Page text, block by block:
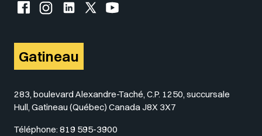
Facebook de l'UQO
Instagram de l'UQO
LinkedIn de l'UQO
X (Twitter) de l'UQO
YouTube de l'UQO
Gatineau
283, boulevard Alexandre-Taché, C.P. 1250, succursale
Hull, Gatineau (Québec) Canada J8X 3X7
Téléphone: 819 595-3900